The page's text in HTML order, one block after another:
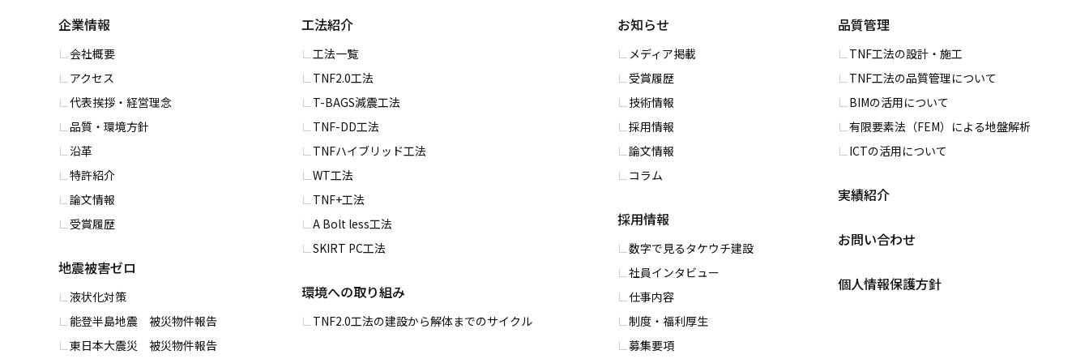
企業情報
会社概要
アクセス
代表挨拶・経営理念
品質・環境方針
沿革
特許紹介
論文情報
受賞履歴
地震被害ゼロ
液状化対策
能登半島地震 被災物件報告
東日本大震災 被災物件報告
工法紹介
⼯法一覧
TNF2.0⼯法
T-BAGS減震⼯法
TNF-DD⼯法
TNFハイブリッド⼯法
WT⼯法
TNF+⼯法
A Bolt less⼯法
SKIRT PC工法
環境への取り組み
TNF2.0工法の建設から解体までのサイクル
お知らせ
メディア掲載
受賞履歴
技術情報
採用情報
論文情報
コラム
採用情報
数字で⾒るタケウチ建設
社員インタビュー
仕事内容
制度・福利厚⽣
募集要項
品質管理
TNF工法の設計・施工
TNF工法の品質管理について
BIMの活用について
有限要素法（FEM）による地盤解析
ICTの活用について
実績紹介
お問い合わせ
個人情報保護方針